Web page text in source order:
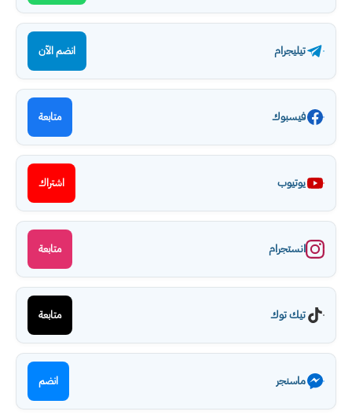
تيليجرام انضم الآن
فيسبوك متابعة
يوتيوب اشتراك
انستجرام متابعة
تيك توك متابعة
ماسنجر انضم